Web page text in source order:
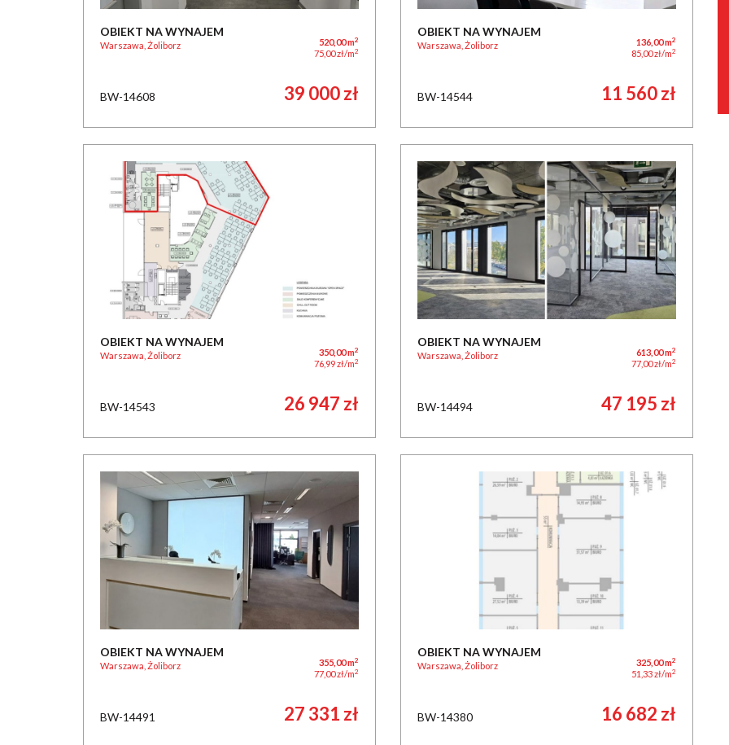
OBIEKT NA WYNAJEM
Warszawa, Żoliborz 520,00 m2
75,00 zł/m2
BW-14608 39 000 zł
OBIEKT NA WYNAJEM
Warszawa, Żoliborz 136,00 m2
85,00 zł/m2
BW-14544 11 560 zł
OBIEKT NA WYNAJEM
Warszawa, Żoliborz 350,00 m2
76,99 zł/m2
BW-14543 26 947 zł
OBIEKT NA WYNAJEM
Warszawa, Żoliborz 613,00 m2
77,00 zł/m2
BW-14494 47 195 zł
OBIEKT NA WYNAJEM
Warszawa, Żoliborz 355,00 m2
77,00 zł/m2
BW-14491 27 331 zł
OBIEKT NA WYNAJEM
Warszawa, Żoliborz 325,00 m2
51,33 zł/m2
BW-14380 16 682 zł